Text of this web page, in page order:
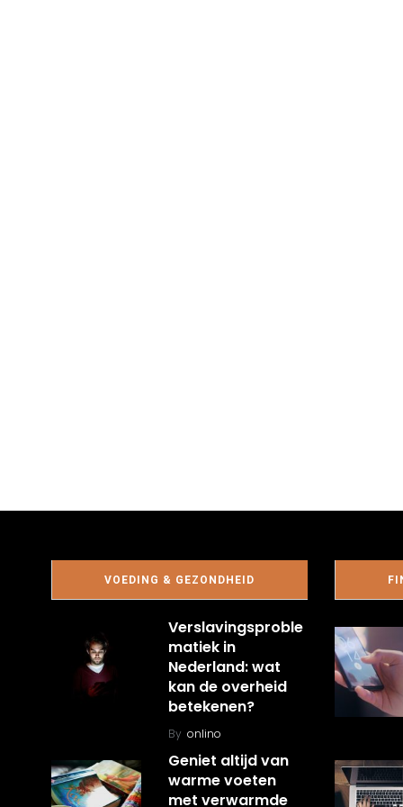
VOEDING & GEZONDHEID
Verslavingsproble
matiek in
Nederland: wat
kan de overheid
betekenen?
By onlino
Geniet altijd van
warme voeten
met verwarmde